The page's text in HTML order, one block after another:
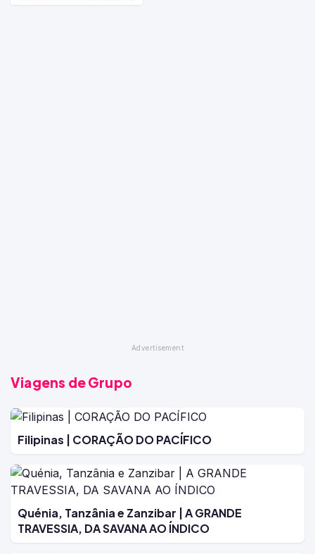
Viagens de Grupo
Filipinas | CORAÇÃO DO PACÍFICO
Quénia, Tanzânia e Zanzibar | A GRANDE
TRAVESSIA, DA SAVANA AO ÍNDICO